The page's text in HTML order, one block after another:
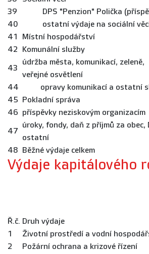
39
DPS "Penzion" Polička
40
ostatní výdaje na sociální
41
Místní hospodářství
42 Komunální služby
43
údržba města, komunikací, zeleně,
veřejné osvětlení
44
opravy komunikací a ostatní
45 Pokladní správa
46 příspěvky neziskovým organizacím
47
úroky, fondy, daň z příjmů za obec,
ostatní
48 Běžné výdaje celkem
Výdaje kapitálového
Ř.č. Druh výdaje
1
Životní prostředí a vodní
2
Požární ochrana a krizové řízení